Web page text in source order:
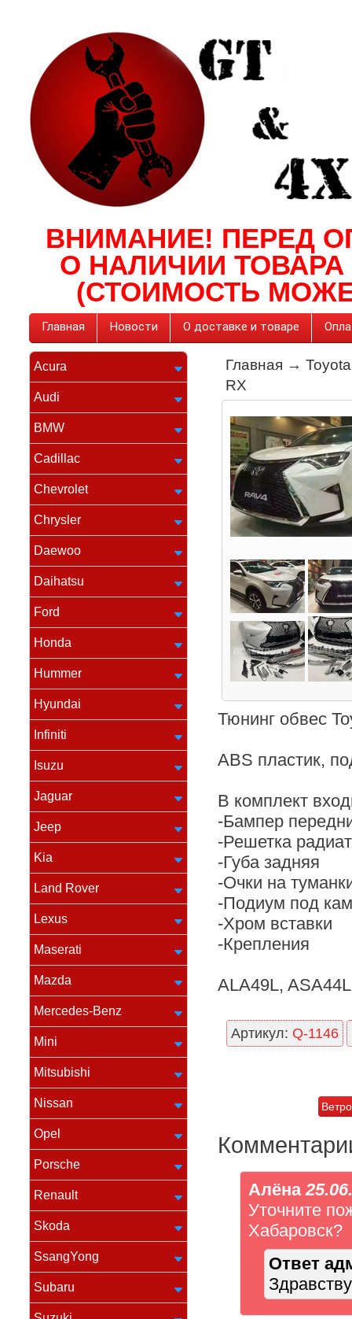
ВНИМАНИЕ! ПЕРЕД
О НАЛИЧИИ
(СТОИМОСТЬ
Главная Новости О доставке и товаре
Acura
Audi
BMW
Cadillac
Chevrolet
Chrysler
Daewoo
Daihatsu
Ford
Honda
Hummer
Hyundai
Infiniti
Isuzu
Jaguar
Jeep
Kia
Land Rover
Lexus
Maserati
Mazda
Mercedes-Benz
Mini
Mitsubishi
Nissan
Opel
Porsche
Renault
Skoda
SsangYong
Subaru
Главная → Toyota
RX
Тюнинг обвес
ABS пластик,
В комплект
-Бампер
-Решетка
-Губа задняя
-Очки на
-Подиум под
-Хром вставки
-Крепления
ALA49L,
Артикул: Q-1146
Алёна
Уточните
Хабаровск?
Ответ